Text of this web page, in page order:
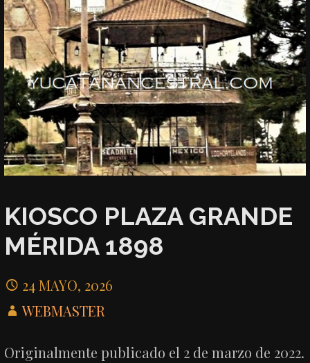
KIOSCO PLAZA GRANDE
MÉRIDA 1898
24 MAYO, 2026
WEBMASTER
Originalmente publicado el 2 de marzo de 2022.